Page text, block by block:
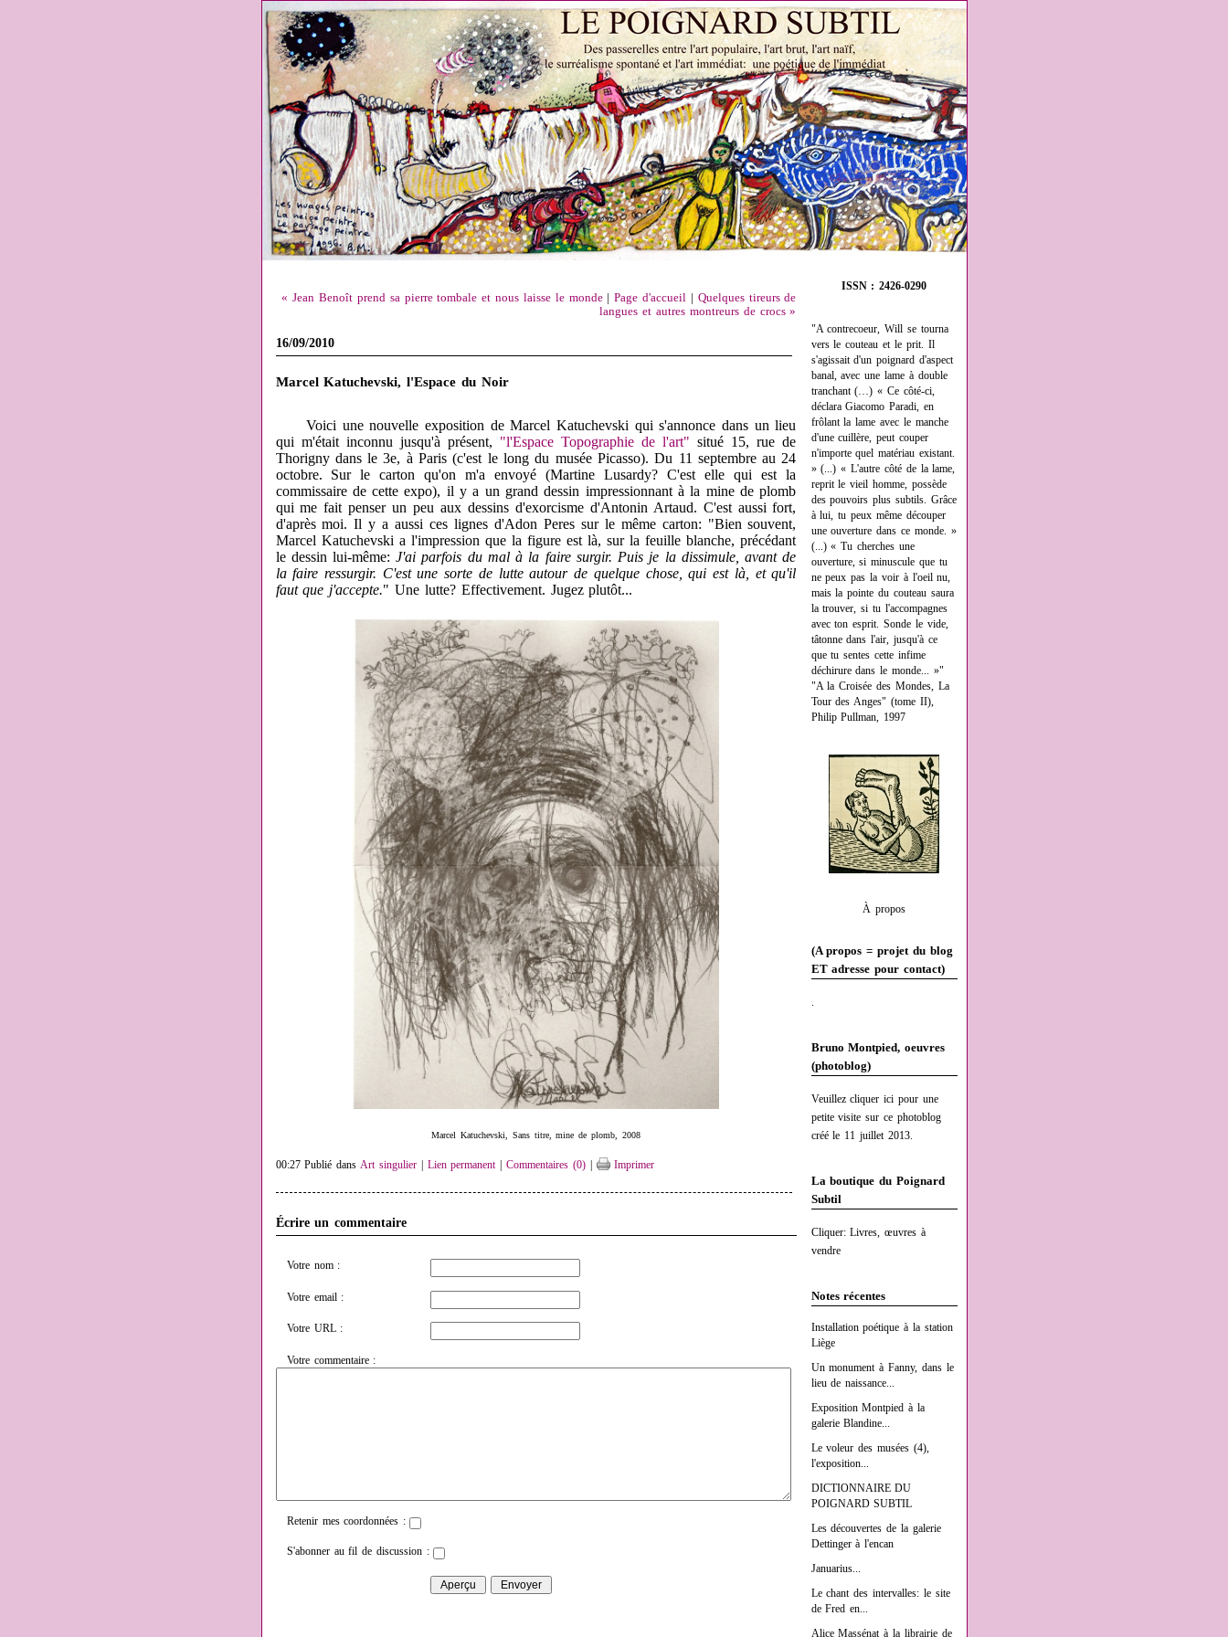
ISSN : 2426-0290
"A contrecoeur, Will se tourna
vers le couteau et le prit. Il
s'agissait d'un poignard d'aspect
banal, avec une lame à double
tranchant (…) « Ce côté-ci,
déclara Giacomo Paradi, en
frôlant la lame avec le manche
d'une cuillère, peut couper
n'importe quel matériau existant.
» (...) « L'autre côté de la lame,
reprit le vieil homme, possède
des pouvoirs plus subtils. Grâce
à lui, tu peux même découper
une ouverture dans ce monde. »
(...) « Tu cherches une
ouverture, si minuscule que tu
ne peux pas la voir à l'oeil nu,
mais la pointe du couteau saura
la trouver, si tu l'accompagnes
avec ton esprit. Sonde le vide,
tâtonne dans l'air, jusqu'à ce
que tu sentes cette infime
déchirure dans le monde... »"
"A la Croisée des Mondes, La
Tour des Anges" (tome II),
Philip Pullman, 1997
À propos
(A propos = projet du blog
ET adresse pour contact)
.
Bruno Montpied, oeuvres
(photoblog)
Veuillez cliquer ici pour une
petite visite sur ce photoblog
créé le 11 juillet 2013.
La boutique du Poignard
Subtil
Cliquer: Livres, œuvres à
vendre
Notes récentes
Installation poétique à la station
Liège
Un monument à Fanny, dans le
lieu de naissance...
Exposition Montpied à la
galerie Blandine...
Le voleur des musées (4),
l'exposition...
DICTIONNAIRE DU
POIGNARD SUBTIL
Les découvertes de la galerie
Dettinger à l'encan
Januarius...
Le chant des intervalles: le site
de Fred en...
Alice Massénat à la librairie de
« Jean Benoît prend sa pierre tombale et nous laisse le monde|Page d'accueil
Quelques tireurs de
langues et autres montreurs de crocs »
16/09/2010
Marcel Katuchevski, l'Espace du Noir
Voici une nouvelle exposition de Marcel Katuchevski qui s'annonce dans un lieu
qui m'était inconnu jusqu'à présent, "l'Espace Topographie de l'art" situé 15, rue de
Thorigny dans le 3e, à Paris (c'est le long du musée Picasso). Du 11 septembre au 24
octobre. Sur le carton qu'on m'a envoyé (Martine Lusardy? C'est elle qui est la
commissaire de cette expo), il y a un grand dessin impressionnant à la mine de plomb
qui me fait penser un peu aux dessins d'exorcisme d'Antonin Artaud. C'est aussi fort,
d'après moi. Il y a aussi ces lignes d'Adon Peres sur le même carton: "Bien souvent,
Marcel Katuchevski a l'impression que la figure est là, sur la feuille blanche, précédant
le dessin lui-même:J'ai parfois du mal à la faire surgir. Puis je la dissimule, avant de
la faire ressurgir. C'est une sorte de lutte autour de quelque chose, qui est là, et qu'il
faut que j'accepte." Une lutte? Effectivement. Jugez plutôt...
Marcel Katuchevski, Sans titre, mine de plomb, 2008
00:27 Publié dansArt singulier| Lien permanent|Commentaires (0)| Imprimer
Écrire un commentaire
Votre nom :
Votre email :
Votre URL :
Votre commentaire :
Retenir mes coordonnées :
S'abonner au fil de discussion :